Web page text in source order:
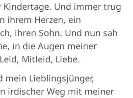
Kindertage. Und immer trug
ihrem Herzen, ein
ihren Sohn. Und nun sah
in die Augen meiner
Mitleid, Liebe.
mein Lieblingsjünger,
irdischer Weg mit meiner